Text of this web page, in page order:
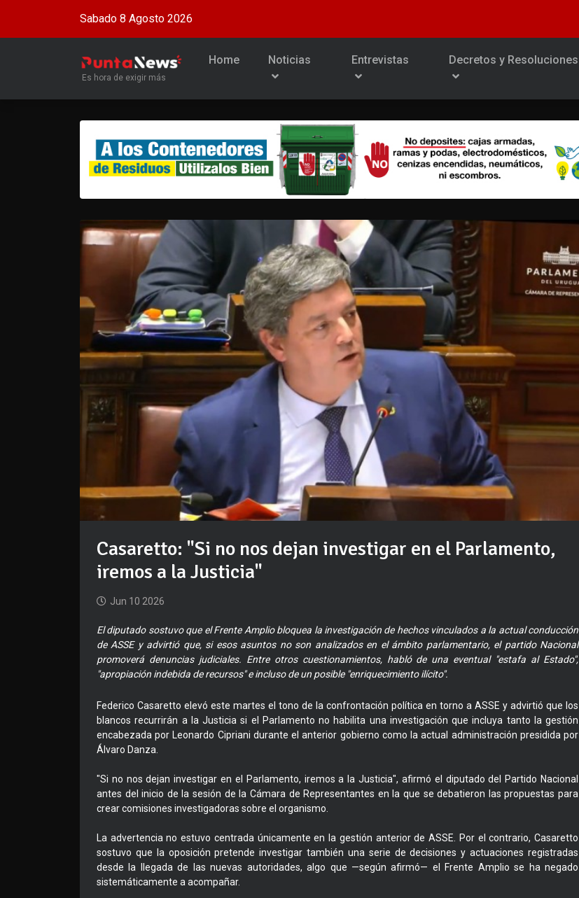
Sabado 8 Agosto 2026
Es hora de exigir más
Home Noticias Entrevistas Decretos y Resoluciones
Casaretto: "Si no nos dejan investigar en el Parlamento,
iremos a la Justicia"
Jun 10 2026
El diputado sostuvo que el Frente Amplio bloquea la investigación de hechos vinculados a la actual conducción
de ASSE y advirtió que, si esos asuntos no son analizados en el ámbito parlamentario, el partido Nacional
promoverá denuncias judiciales. Entre otros cuestionamientos, habló de una eventual "estafa al Estado",
"apropiación indebida de recursos" e incluso de un posible "enriquecimiento ilícito".
Federico Casaretto elevó este martes el tono de la confrontación política en torno a ASSE y advirtió que los
blancos recurrirán a la Justicia si el Parlamento no habilita una investigación que incluya tanto la gestión
encabezada por Leonardo Cipriani durante el anterior gobierno como la actual administración presidida por
Álvaro Danza.
"Si no nos dejan investigar en el Parlamento, iremos a la Justicia", afirmó el diputado del Partido Nacional
antes del inicio de la sesión de la Cámara de Representantes en la que se debatieron las propuestas para
crear comisiones investigadoras sobre el organismo.
La advertencia no estuvo centrada únicamente en la gestión anterior de ASSE. Por el contrario, Casaretto
sostuvo que la oposición pretende investigar también una serie de decisiones y actuaciones registradas
desde la llegada de las nuevas autoridades, algo que —según afirmó— el Frente Amplio se ha negado
sistemáticamente a acompañar.